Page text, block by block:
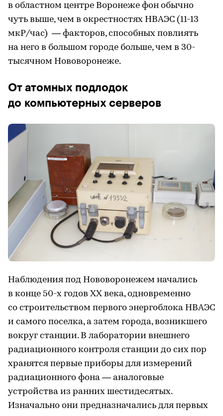
в областном центре Воронеже фон обычно
чуть выше, чем в окрестностях НВАЭС (11-13
мкР/час) — факторов, способных повлиять
на него в большом городе больше, чем в 30-
тысячном Нововоронеже.
От атомных подлодок
до компьютерных серверов
Наблюдения под Нововоронежем начались
в конце 50-х годов XX века, одновременно
со строительством первого энергоблока НВАЭС
и самого поселка, а затем города, возникшего
вокруг станции. В лаборатории внешнего
радиационного контроля станции до сих пор
хранятся первые приборы для измерений
радиационного фона — аналоговые
устройства из ранних шестидесятых.
Изначально они предназначались для первых